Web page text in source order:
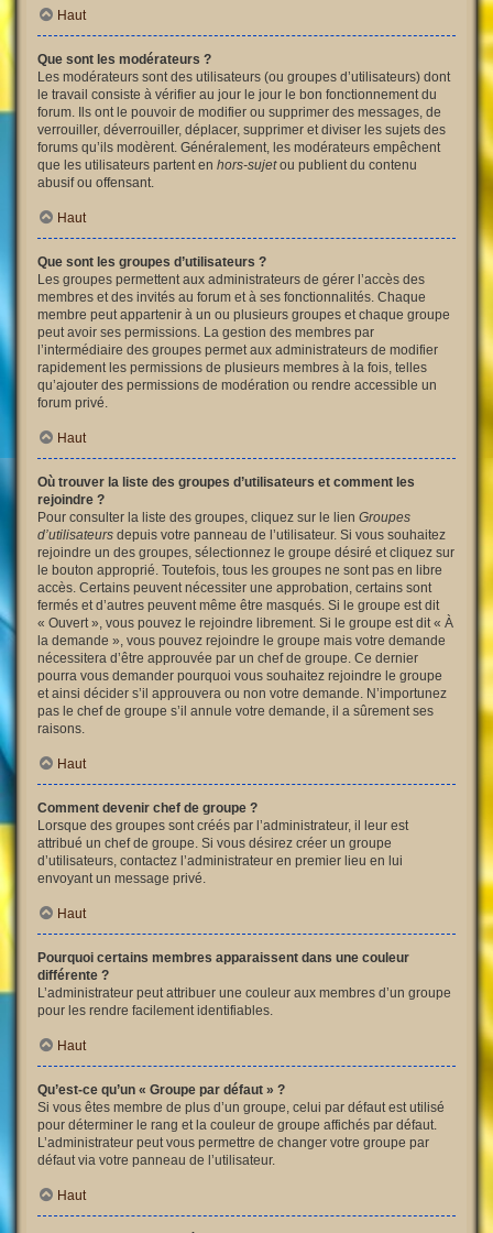
Haut
Que sont les modérateurs ?
Les modérateurs sont des utilisateurs (ou groupes d’utilisateurs) dont
le travail consiste à vérifier au jour le jour le bon fonctionnement du
forum. Ils ont le pouvoir de modifier ou supprimer des messages, de
verrouiller, déverrouiller, déplacer, supprimer et diviser les sujets des
forums qu’ils modèrent. Généralement, les modérateurs empêchent
que les utilisateurs partent en hors-sujetou publient du contenu
abusif ou offensant.
Haut
Que sont les groupes d’utilisateurs ?
Les groupes permettent aux administrateurs de gérer l’accès des
membres et des invités au forum et à ses fonctionnalités. Chaque
membre peut appartenir à un ou plusieurs groupes et chaque groupe
peut avoir ses permissions. La gestion des membres par
l’intermédiaire des groupes permet aux administrateurs de modifier
rapidement les permissions de plusieurs membres à la fois, telles
qu’ajouter des permissions de modération ou rendre accessible un
forum privé.
Haut
Où trouver la liste des groupes d’utilisateurs et comment les
rejoindre ?
Pour consulter la liste des groupes, cliquez sur le lien Groupes
d’utilisateurs depuis votre panneau de l’utilisateur. Si vous souhaitez
rejoindre un des groupes, sélectionnez le groupe désiré et cliquez sur
le bouton approprié. Toutefois, tous les groupes ne sont pas en libre
accès. Certains peuvent nécessiter une approbation, certains sont
fermés et d’autres peuvent même être masqués. Si le groupe est dit
« Ouvert », vous pouvez le rejoindre librement. Si le groupe est dit « À
la demande », vous pouvez rejoindre le groupe mais votre demande
nécessitera d’être approuvée par un chef de groupe. Ce dernier
pourra vous demander pourquoi vous souhaitez rejoindre le groupe
et ainsi décider s’il approuvera ou non votre demande. N’importunez
pas le chef de groupe s’il annule votre demande, il a sûrement ses
raisons.
Haut
Comment devenir chef de groupe ?
Lorsque des groupes sont créés par l’administrateur, il leur est
attribué un chef de groupe. Si vous désirez créer un groupe
d’utilisateurs, contactez l’administrateur en premier lieu en lui
envoyant un message privé.
Haut
Pourquoi certains membres apparaissent dans une couleur
différente ?
L’administrateur peut attribuer une couleur aux membres d’un groupe
pour les rendre facilement identifiables.
Haut
Qu’est-ce qu’un « Groupe par défaut » ?
Si vous êtes membre de plus d’un groupe, celui par défaut est utilisé
pour déterminer le rang et la couleur de groupe affichés par défaut.
L’administrateur peut vous permettre de changer votre groupe par
défaut via votre panneau de l’utilisateur.
Haut